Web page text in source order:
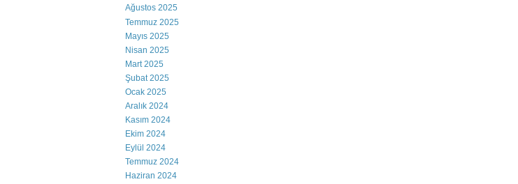
Ağustos 2025
Temmuz 2025
Mayıs 2025
Nisan 2025
Mart 2025
Şubat 2025
Ocak 2025
Aralık 2024
Kasım 2024
Ekim 2024
Eylül 2024
Temmuz 2024
Haziran 2024